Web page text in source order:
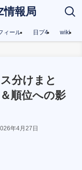
情報局
ィール 日プ4 wiki
分けまと
順位への影
年4月27日